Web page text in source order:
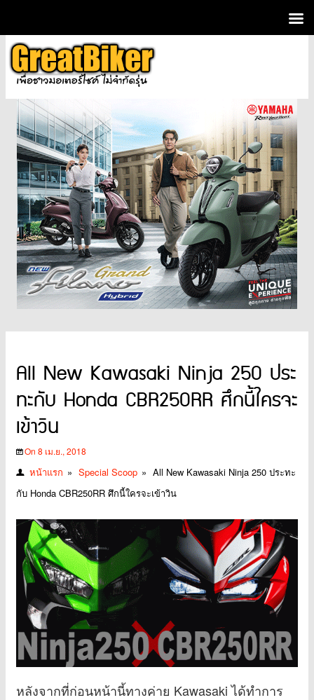
All New Kawasaki Ninja 250 ประ
ทะกับ Honda CBR250RR ศึกนี้ใครจะ
เข้าวิน
On 8 เม.ย., 2018
หน้าแรก » Special Scoop » All New Kawasaki Ninja 250 ประทะ
กับ Honda CBR250RR ศึกนี้ใครจะเข้าวิน
หลังจากที่ก่อนหน้านี้ทางค่าย Kawasaki ได้ทำการ